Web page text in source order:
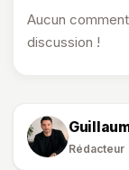
Aucun
discussion !
Rédacteur